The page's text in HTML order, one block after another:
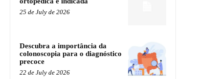
25 de July de 2026
Descubra a importância da
colonoscopia para o diagnóstico
precoce
22 de July de 2026